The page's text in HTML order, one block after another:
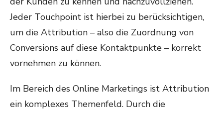
Jeder Touchpoint ist hierbei zu berücksichtigen,
um die Attribution – also die Zuordnung von
Conversions auf diese Kontaktpunkte – korrekt
vornehmen zu können.
Im Bereich des Online Marketings ist Attribution
ein komplexes Themenfeld. Durch die